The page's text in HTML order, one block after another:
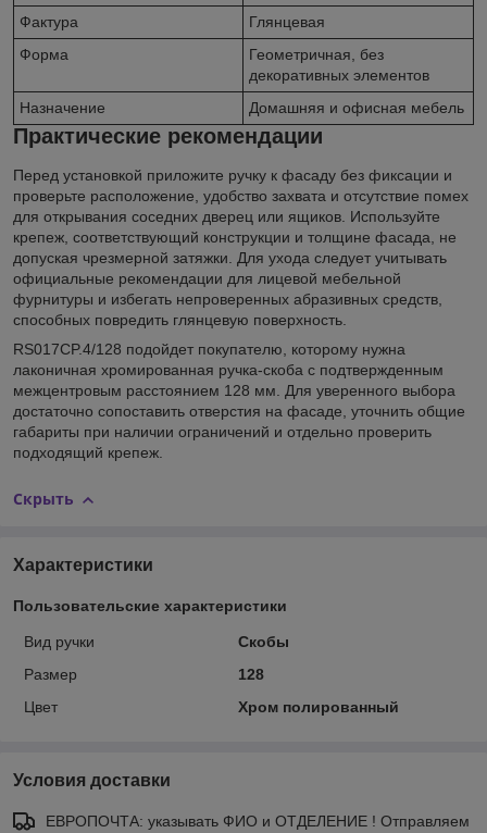
Фактура
Глянцевая
Форма
Геометричная, без
декоративных элементов
Назначение
Домашняя и офисная мебель
Практические рекомендации
Перед установкой приложите ручку к фасаду без фиксации и
проверьте расположение, удобство захвата и отсутствие помех
для открывания соседних дверец или ящиков. Используйте
крепеж, соответствующий конструкции и толщине фасада, не
допуская чрезмерной затяжки. Для ухода следует учитывать
официальные рекомендации для лицевой мебельной
фурнитуры и избегать непроверенных абразивных средств,
способных повредить глянцевую поверхность.
RS017CP.4/128 подойдет покупателю, которому нужна
лаконичная хромированная ручка-скоба с подтвержденным
межцентровым расстоянием 128 мм. Для уверенного выбора
достаточно сопоставить отверстия на фасаде, уточнить общие
габариты при наличии ограничений и отдельно проверить
подходящий крепеж.
Скрыть
Характеристики
Пользовательские характеристики
Вид ручки
Скобы
Размер
128
Цвет
Хром полированный
Условия доставки
ЕВРОПОЧТА: указывать ФИО и ОТДЕЛЕНИЕ ! Отправляем